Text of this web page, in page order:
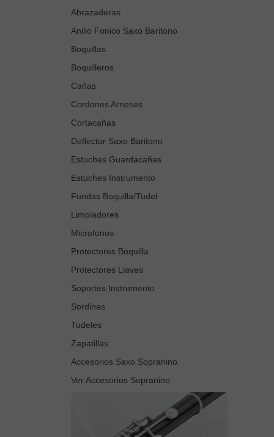
Abrazaderas
Anillo Fonico Saxo Baritono
Boquillas
Boquilleros
Cañas
Cordones Arneses
Cortacañas
Deflector Saxo Baritono
Estuches Guardacañas
Estuches Instrumento
Fundas Boquilla/Tudel
Limpiadores
Microfonos
Protectores Boquilla
Protectores Llaves
Soportes Instrumento
Sordinas
Tudeles
Zapatillas
Accesorios Saxo Sopranino
Ver Accesorios Sopranino